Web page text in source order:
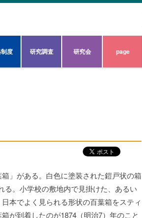
度 研究調査 研究会 page
」がある。白色に塗装された鎧戸状の箱
る。小学校の敷地内で見掛けた、あるい
日本でよく見られる形状の百葉箱をスティ
が到着したのが1874（明治7）年のこと